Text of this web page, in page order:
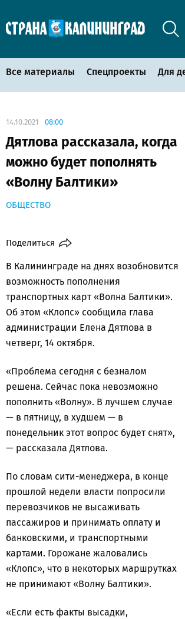
Все материалы Спецпроекты Для
14.10.2021 08:00
Дятлова рассказала, когда
можно будет пополнять
«Волну Балтики»
ОБЩЕСТВО
Поделиться
В Калининграде на днях возобновится
возможность пополнения
транспортных карт «Волна Балтики».
Об этом «Клопс» сообщила глава
администрации Елена Дятлова в
четверг, 14 октября.
«Проблема сегодня с безналом
решена. Сейчас пока невозможно
пополнить «Волну». В лучшем случае
— в пятницу, в худшем — в
понедельник этот вопрос будет снят»,
— рассказала Дятлова.
По словам сити-менеджера, в конце
прошлой недели власти попросили
перевозчиков не высаживать
пассажиров и принимать оплату и
банковскими, и транспортными
картами. Горожане жаловались
«Клопс», что в некоторых маршрутках
не принимают «Волну Балтики».
«Если есть факты высадки,